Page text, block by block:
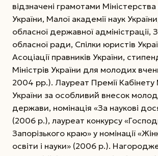
відзначені грамотами Міністерства
України, Малої академії наук
обласної державної адміністрації,
обласної ради, Спілки юристів
Асоціації правників України,
Міністрів України для молодих
2004 рр.). Лауреат Премії Кабінету
України за особливий внесок
держави, номінація «За наукові
(2006 р.), лауреат конкурсу
Запорізького краю» у номінації
освіти і науки» (2006 р.).